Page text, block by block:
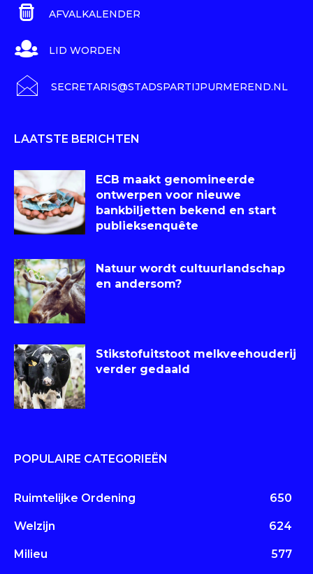
AFVALKALENDER
LID WORDEN
SECRETARIS@STADSPARTIJPURMEREND.NL
LAATSTE BERICHTEN
ECB maakt genomineerde
ontwerpen voor nieuwe
bankbiljetten bekend en start
publieksenquête
Natuur wordt cultuurlandschap
en andersom?
Stikstofuitstoot melkveehouderij
verder gedaald
POPULAIRE CATEGORIEËN
Ruimtelijke Ordening 650
Welzijn 624
Milieu 577